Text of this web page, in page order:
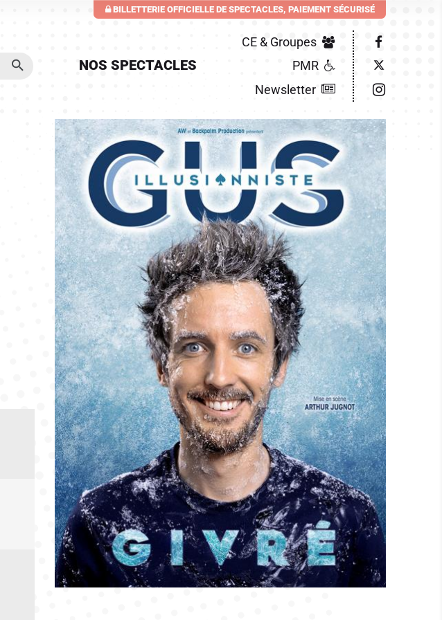
BILLETTERIE OFFICIELLE DE SPECTACLES, PAIEMENT SÉCURISÉ
NOS SPECTACLES
CE & Groupes
PMR
Newsletter